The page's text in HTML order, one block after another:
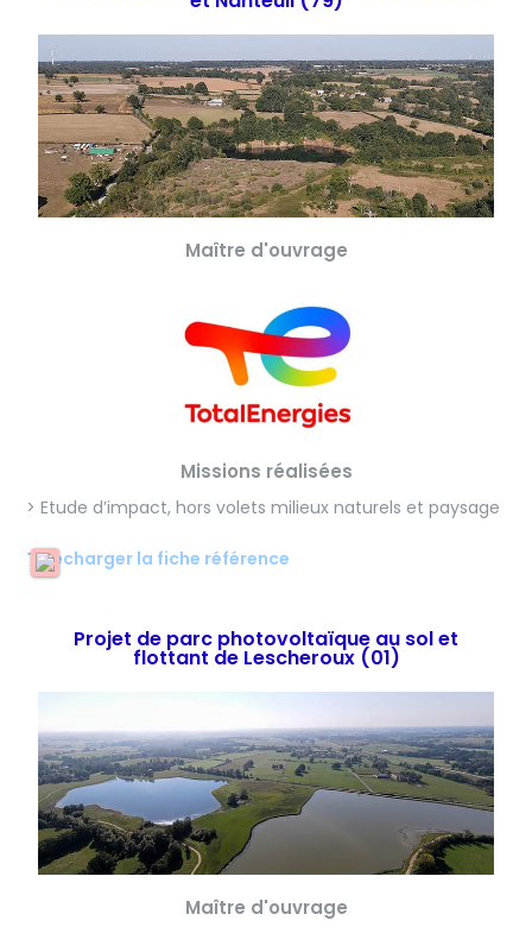
Maître d'ouvrage
Missions réalisées
> Etude d’impact, hors volets milieux naturels et paysage
Télécharger la fiche référence
Projet de parc photovoltaïque au sol et
flottant de Lescheroux (01)
Maître d'ouvrage